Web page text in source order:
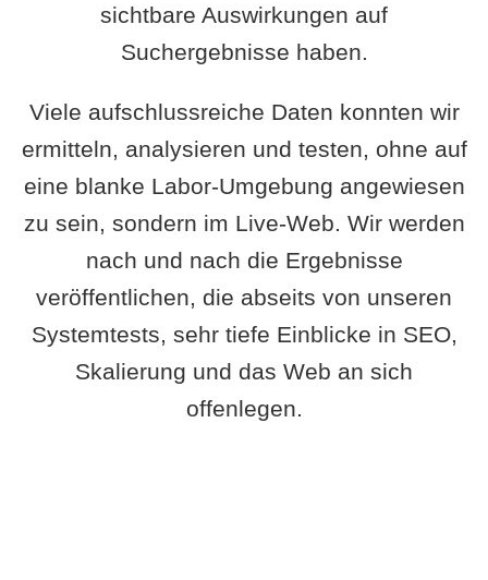
sichtbare Auswirkungen auf
Suchergebnisse haben.
Viele aufschlussreiche Daten konnten wir
ermitteln, analysieren und testen, ohne auf
eine blanke Labor-Umgebung angewiesen
zu sein, sondern im Live-Web. Wir werden
nach und nach die Ergebnisse
veröffentlichen, die abseits von unseren
Systemtests, sehr tiefe Einblicke in SEO,
Skalierung und das Web an sich
offenlegen.